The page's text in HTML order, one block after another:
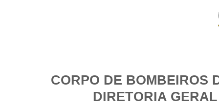
CORPO DE BOMBEIROS
DIRETORIA